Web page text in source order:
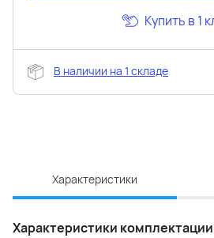
Купить в 1
В наличии на 1 складе
Характеристики
Характеристики комплектации